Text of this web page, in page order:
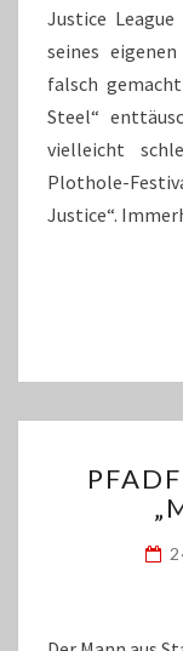
Justice
seines
falsch
Steel“
vielleicht
Plothole-
Justice“.